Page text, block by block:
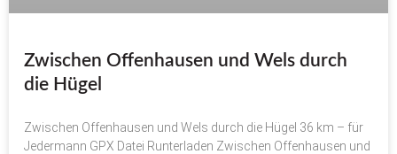
Zwischen Offenhausen und Wels durch
die Hügel
Zwischen Offenhausen und Wels durch die Hügel 36 km – für
Jedermann GPX Datei Runterladen Zwischen Offenhausen und